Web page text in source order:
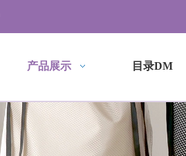
产品展示 目录DM